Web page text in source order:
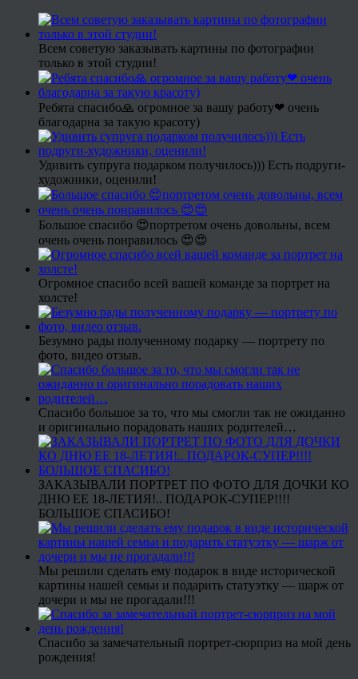
Всем советую заказывать картины по фотографии
только в этой студии!
Ребята спасибо🙏 огромное за вашу работу❤ очень
благодарна за такую красоту)
Удивить супруга подарком получилось))) Есть подруги-
художники, оценили!
Большое спасибо 😍портретом очень довольны, всем
очень очень понравилось 😍😍
Огромное спасибо всей вашей команде за портрет на
холсте!
Безумно рады полученному подарку — портрету по
фото, видео отзыв.
Спасибо большое за то, что мы смогли так не ожиданно
и оригинально порадовать наших родителей…
ЗАКАЗЫВАЛИ ПОРТРЕТ ПО ФОТО ДЛЯ ДОЧКИ КО
ДНЮ ЕЕ 18-ЛЕТИЯ!.. ПОДАРОК-СУПЕР!!!!
БОЛЬШОЕ СПАСИБО!
Мы решили сделать ему подарок в виде исторической
картины нашей семьи и подарить статуэтку — шарж от
дочери и мы не прогадали!!!
Спасибо за замечательный портрет-сюрприз на мой день
рождения!